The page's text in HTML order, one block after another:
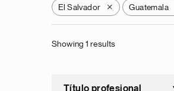
El Salvador X Guatemala
Showing 1 results
Título profesional